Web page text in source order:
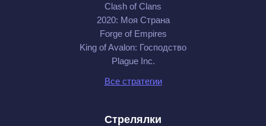
Clash of Clans
2020: Моя Cтрана
Forge of Empires
King of Avalon: Господство
Plague Inc.
Все стратегии
Стрелялки